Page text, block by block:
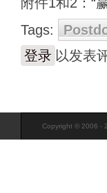
Tags:
登录 以发表
Copyright © 2006 -